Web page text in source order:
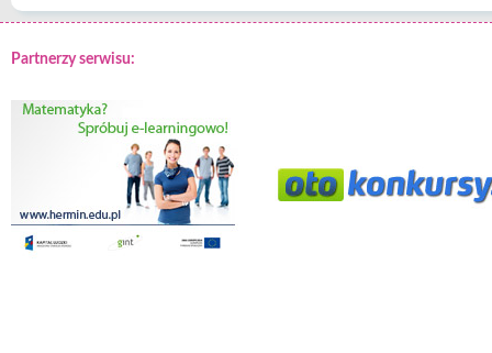
Partnerzy serwisu: